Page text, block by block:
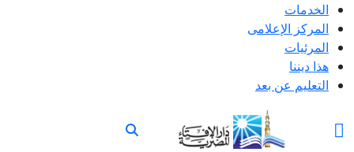
الخدمات
المركز الإعلامى
المرئيات
هذا ديننا
التعليم عن بعد